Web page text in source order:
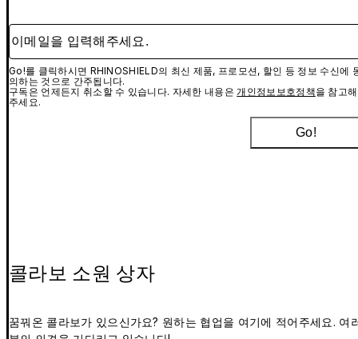
이메일을 입력해주세요.
Go!를 클릭하시면 RHINOSHIELD의 최신 제품, 프로모션, 할인 등 정보 수신에
의하는 것으로 간주됩니다.
구독은 언제든지 취소할 수 있습니다. 자세한 내용은 개인정보보호정책을 참고해
주세요.
Go!
콜라보 소원 상자
꿈꿔온 콜라보가 있으신가요? 원하는 협업을 여기에 적어주세요. 여